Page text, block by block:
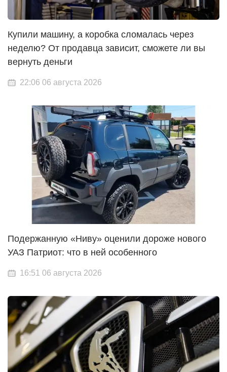
Купили машину, а коробка сломалась через
неделю? От продавца зависит, сможете ли вы
вернуть деньги
22:06 06 августа 2026
Подержанную «Ниву» оценили дороже нового
УАЗ Патриот: что в ней особенного
16:51 06 августа 2026